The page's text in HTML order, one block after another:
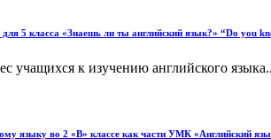
5 класса «Знаешь ли ты английский язык?» “Do you
учащихся к изучению английского
языку во 2 «В» классе как части УМК «Английский